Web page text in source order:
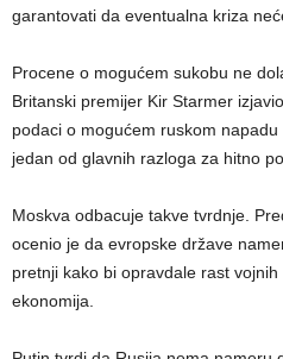
garantovati da eventualna kriza
Procene o mogućem sukobu ne
Britanski premijer Kir Starmer
podaci o mogućem ruskom
jedan od glavnih razloga za hitno
Moskva odbacuje takve tvrdnje.
ocenio je da evropske države
pretnji kako bi opravdale rast
ekonomija.